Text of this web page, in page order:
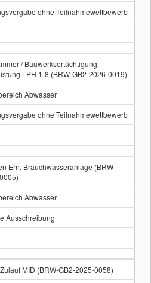
ohne Teilnahmewettbewerb
/ Bauwerksertüchtigung:
LPH 1-8 (BRW-GB2-2026-0019)
Abwasser
ohne Teilnahmewettbewerb
Ern. Brauchwasseranlage (BRW-
Abwasser
Ausschreibung
MID (BRW-GB2-2025-0058)